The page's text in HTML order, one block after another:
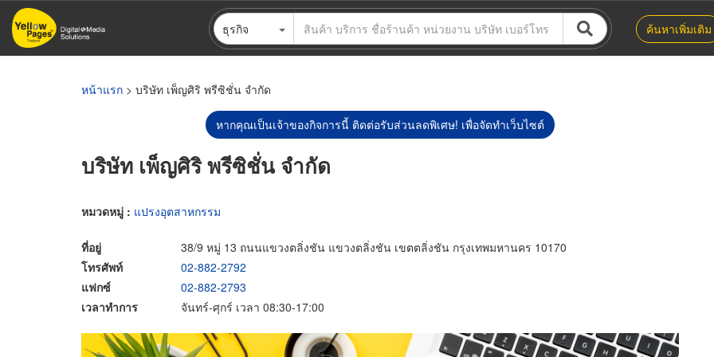
ข้าม
ไป
ธุรกิจ ค้นหาเพิ่มเติม
หน้าแรก > บริษัท เพ็ญศิริ พรีซิชั่น จำกัด
หากคุณเป็นเจ้าของกิจการนี้ ติดต่อรับส่วนลดพิเศษ! เพื่อจัดทำเว็บไซต์
บริษัท เพ็ญศิริ พรีซิชั่น จำกัด
หมวดหมู่ : แปรงอุตสาหกรรม
ที่อยู่
38/9 หมู่ 13 ถนนแขวงตลิ่งชัน แขวงตลิ่งชัน เขตตลิ่งชัน กรุงเทพมหานคร 10170
โทรศัพท์
02-882-2792
แฟกซ์
02-882-2793
เวลาทำการ
จันทร์-ศุกร์ เวลา 08:30-17:00